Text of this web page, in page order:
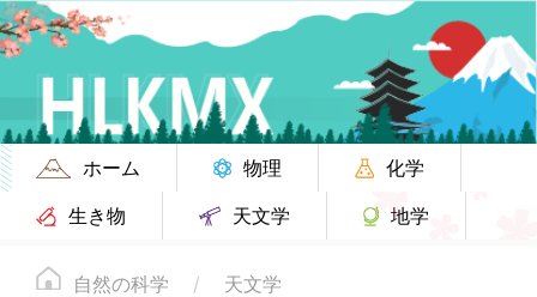
ホーム 物理
化学
生き物
天文学 地学
自然の科学 天文学